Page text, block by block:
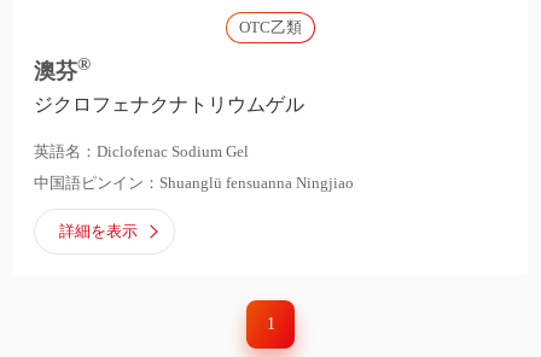
OTC乙類
澳芬®
ジクロフェナクナトリウムゲル
英語名：Diclofenac Sodium Gel
中国語ピンイン：Shuanglü fensuanna Ningjiao
詳細を表示
1